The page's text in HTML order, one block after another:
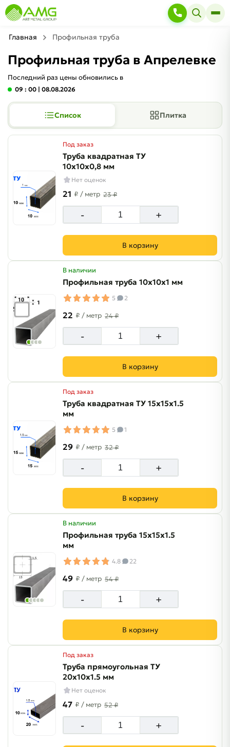
Главная Профильная труба
Профильная труба в Апрелевке
Последний раз цены обновились в
09 : 00 | 08.08.2026
Список Плитка
Под заказ
Труба квадратная ТУ
10х10х0,8 мм
Нет оценок
21 ₽ / метр 23 ₽
- +
В корзину
В наличии
Профильная труба 10х10х1 мм
5 2
22 ₽ / метр 24 ₽
- +
В корзину
Под заказ
Труба квадратная ТУ 15х15х1.5
мм
5 1
29 ₽ / метр 32 ₽
- +
В корзину
В наличии
Профильная труба 15х15х1.5
мм
4.8 22
49 ₽ / метр 54 ₽
- +
В корзину
Под заказ
Труба прямоугольная ТУ
20х10х1.5 мм
Нет оценок
47 ₽ / метр 52 ₽
- +